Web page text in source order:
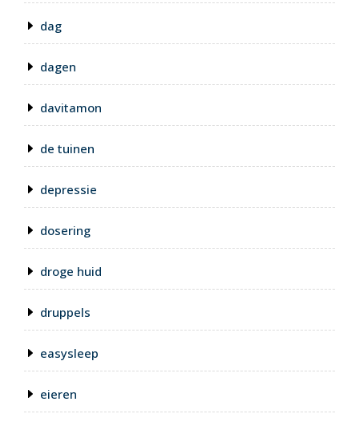
dag
dagen
davitamon
de tuinen
depressie
dosering
droge huid
druppels
easysleep
eieren